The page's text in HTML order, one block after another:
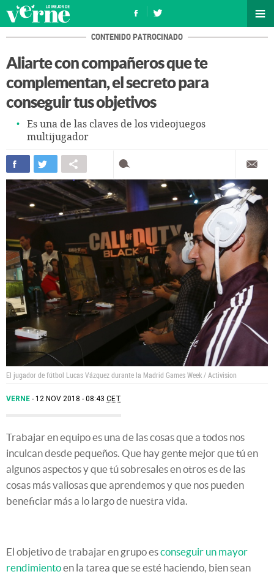
CONTENIDO PATROCINADO
Aliarte con compañeros que te
complementan, el secreto para
conseguir tus objetivos
Es una de las claves de los videojuegos
multijugador
El jugador de fútbol Lucas Vázquez durante la Madrid Games Week / Activision
VERNE 12 NOV 2018 - 08:43 CET
Trabajar en equipo es una de las cosas que a todos nos
inculcan desde pequeños. Que hay gente mejor que tú en
algunos aspectos y que tú sobresales en otros es de las
cosas más valiosas que aprendemos y que nos pueden
beneficiar más a lo largo de nuestra vida.
El objetivo de trabajar en grupo esconseguir un mayor
rendimientoen la tarea que se esté haciendo, bien sean